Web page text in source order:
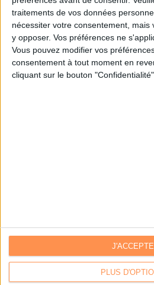
traitements de vos données
nécessiter votre consentement, mais
y opposer. Vos préférences ne
Vous pouvez modifier vos
consentement à tout moment en
cliquant sur le bouton
PLUS
J'ACCEPTE
Je m'inscris sur
Communiquer avec Archimag|Communiquer